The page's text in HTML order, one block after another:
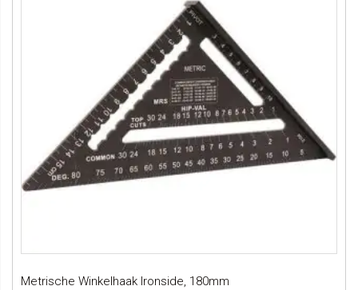
Metrische Winkelhaak Ironside, 180mm